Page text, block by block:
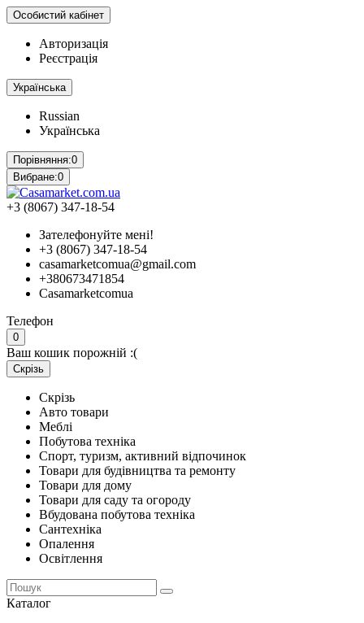
Особистий кабінет
Авторизація
Реєстрація
Українська
Russian
Українська
Порівняння:0
Вибране:0
+3 (8067) 347-18-54
Зателефонуйте мені!
+3 (8067) 347-18-54
casamarketcomua@gmail.com
+380673471854
Casamarketcomua
Телефон
0
Ваш кошик порожній :(
Скрізь
Скрізь
Авто товари
Меблі
Побутова техніка
Спорт, туризм, активний відпочинок
Товари для будівництва та ремонту
Товари для дому
Товари для саду та огороду
Вбудована побутова техніка
Сантехніка
Опалення
Освітлення
Каталог